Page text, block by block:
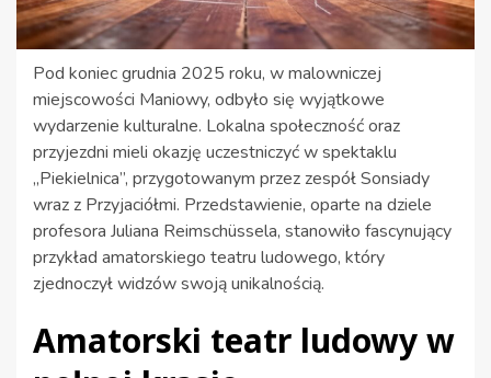
Pod koniec grudnia 2025 roku, w malowniczej
miejscowości Maniowy, odbyło się wyjątkowe
wydarzenie kulturalne. Lokalna społeczność oraz
przyjezdni mieli okazję uczestniczyć w spektaklu
„Piekielnica”, przygotowanym przez zespół Sonsiady
wraz z Przyjaciółmi. Przedstawienie, oparte na dziele
profesora Juliana Reimschüssela, stanowiło fascynujący
przykład amatorskiego teatru ludowego, który
zjednoczył widzów swoją unikalnością.
Amatorski teatr ludowy w